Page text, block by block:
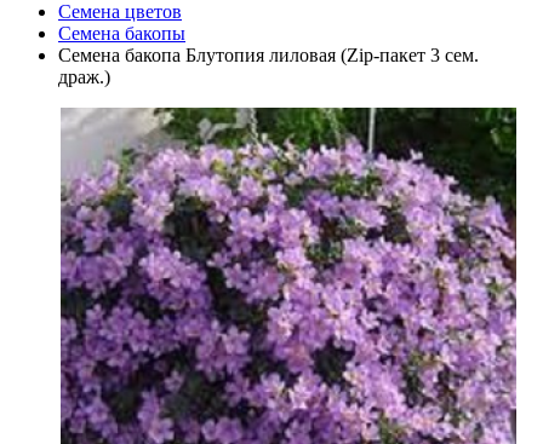
Семена цветов
Семена бакопы
Семена бакопа Блутопия лиловая (Zip-пакет 3 сем.
драж.)